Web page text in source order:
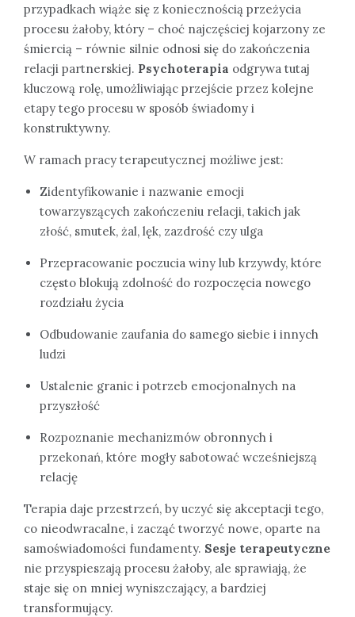
przypadkach wiąże się z koniecznością przeżycia
procesu żałoby, który – choć najczęściej kojarzony ze
śmiercią – równie silnie odnosi się do zakończenia
relacji partnerskiej. Psychoterapia odgrywa tutaj
kluczową rolę, umożliwiając przejście przez kolejne
etapy tego procesu w sposób świadomy i
konstruktywny.
W ramach pracy terapeutycznej możliwe jest:
Zidentyfikowanie i nazwanie emocji
towarzyszących zakończeniu relacji, takich jak
złość, smutek, żal, lęk, zazdrość czy ulga
Przepracowanie poczucia winy lub krzywdy, które
często blokują zdolność do rozpoczęcia nowego
rozdziału życia
Odbudowanie zaufania do samego siebie i innych
ludzi
Ustalenie granic i potrzeb emocjonalnych na
przyszłość
Rozpoznanie mechanizmów obronnych i
przekonań, które mogły sabotować wcześniejszą
relację
Terapia daje przestrzeń, by uczyć się akceptacji tego,
co nieodwracalne, i zacząć tworzyć nowe, oparte na
samoświadomości fundamenty. Sesje terapeutyczne
nie przyspieszają procesu żałoby, ale sprawiają, że
staje się on mniej wyniszczający, a bardziej
transformujący.